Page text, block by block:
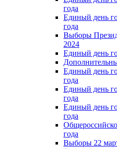
года
Единый день
года
Выборы
2024
Единый день
Единый день
года
Единый день
года
Единый день
года
года
Выборы 22